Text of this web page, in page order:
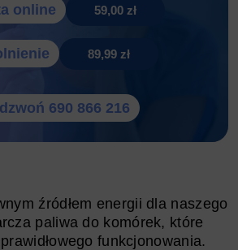
online 59,00 zł
89,99 zł
690 866 216
źródłem energii dla naszego
paliwa do komórek, które
funkcjonowania.